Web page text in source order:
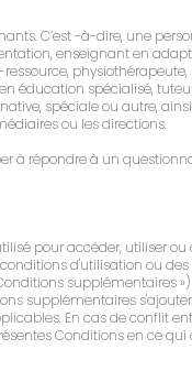
C’est -à-dire, une
enseignant en
physiothérapeute,
éducation spécialisé,
spéciale ou autre,
ou les directions.
à répondre à un
pour accéder, utiliser ou
d'utilisation ou
supplémentaires
supplémentaires
En cas de conflit
Conditions en ce qui